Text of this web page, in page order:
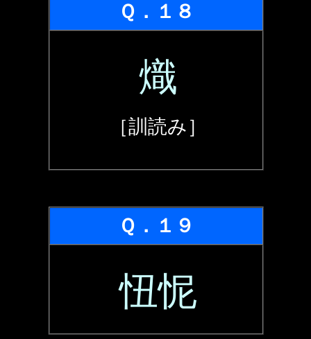
Ｑ．１８
熾
［訓読み］
Ｑ．１９
忸怩